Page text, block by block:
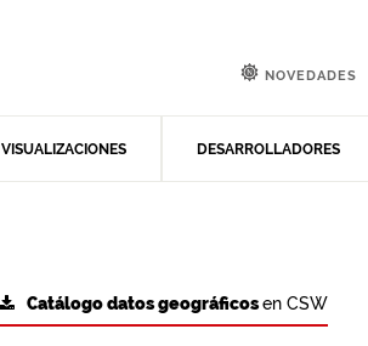
VISUALIZACIONES DESARROLLADORES
NOVEDADES
Catálogo datos geográficosen CSW